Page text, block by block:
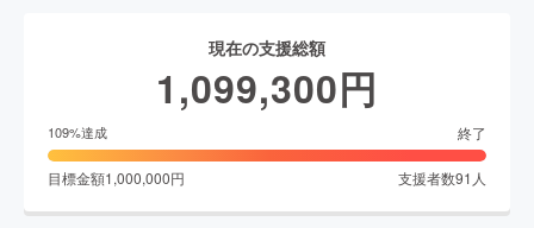
現在の支援総額
1,099,300円
109%達成 終了
目標金額1,000,000円 支援者数91 人